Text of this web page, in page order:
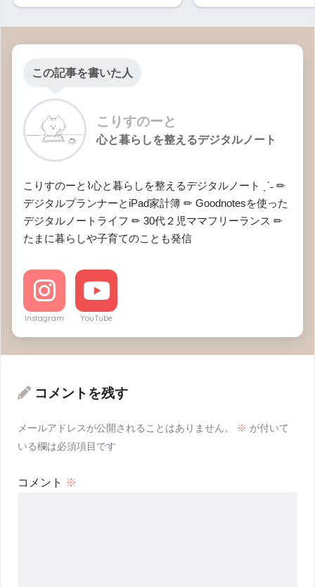
この記事を書いた人
こりすのーと
心と暮らしを整えるデジタルノート
こりすのーと⌇心と暮らしを整えるデジタルノート ˎˊ˗ ✏︎
デジタルプランナーとiPad家計簿 ✏︎ Goodnotesを使った
デジタルノートライフ ✏︎ 30代２児ママフリーランス ✏︎
たまに暮らしや子育てのことも発信
Instagram YouTube
コメントを残す
メールアドレスが公開されることはありません。 ※ が付いて
いる欄は必須項目です
コメント ※